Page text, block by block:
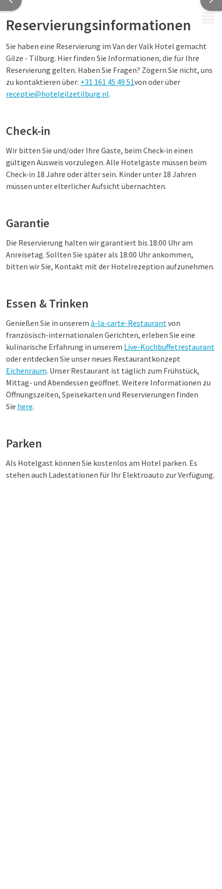
Reservierungsinformationen
Sie haben eine Reservierung im Van der Valk Hotel gemacht
Gilze - Tilburg. Hier finden Sie Informationen, die für Ihre
Reservierung gelten. Haben Sie Fragen? Zögern Sie nicht, uns
zu kontaktieren über: +31 161 45 49 51von oder über
receptie@hotelgilzetilburg.nl.
Check-in
Wir bitten Sie und/oder Ihre Gäste, beim Check-in einen
gültigen Ausweis vorzulegen. Alle Hotelgäste müssen beim
Check-in 18 Jahre oder älter sein. Kinder unter 18 Jahren
müssen unter elterlicher Aufsicht übernachten.
Garantie
Die Reservierung halten wir garantiert bis 18:00 Uhr am
Anreisetag. Sollten Sie später als 18:00 Uhr ankommen,
bitten wir Sie, Kontakt mit der Hotelrezeption aufzunehmen.
Essen & Trinken
Genießen Sie in unserem à-la-carte-Restaurantvon
französisch-internationalen Gerichten, erleben Sie eine
kulinarische Erfahrung in unserem Live-Kochbuffetrestaurant
oder entdecken Sie unser neues Restaurantkonzept
Eichenraum. Unser Restaurant ist täglich zum Frühstück,
Mittag- und Abendessen geöffnet. Weitere Informationen zu
Öffnungszeiten, Speisekarten und Reservierungen finden
Sie here.
Parken
Als Hotelgast können Sie kostenlos am Hotel parken. Es
stehen auch Ladestationen für Ihr Elektroauto zur Verfügung.